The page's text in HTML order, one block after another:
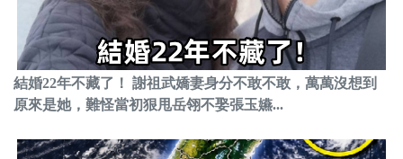
結婚22年不藏了！ 謝祖武嬌妻身分不敢不敢，萬萬沒想到
原來是她，難怪當初狠甩岳翎不娶張玉嬿...